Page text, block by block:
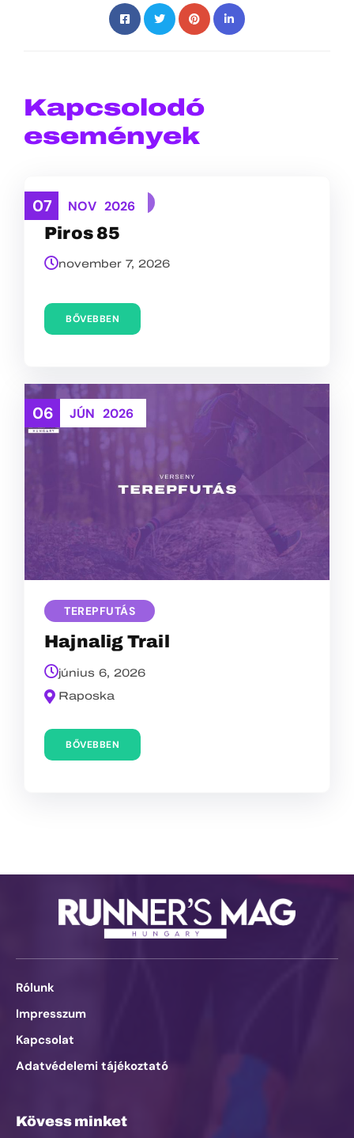
Kapcsolodó
események
07 NOV 2026
TEREPFUTÁS
Piros 85
november 7, 2026
BŐVEBBEN
06 JÚN 2026
TEREPFUTÁS
Hajnalig Trail
június 6, 2026
Raposka
BŐVEBBEN
Rólunk
Impresszum
Kapcsolat
Adatvédelemi tájékoztató
Kövess minket